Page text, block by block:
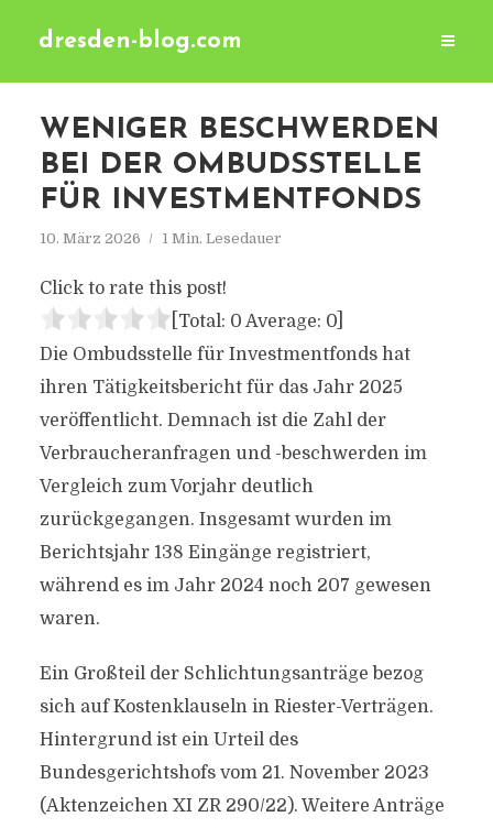
dresden-blog.com
WENIGER BESCHWERDEN
BEI DER OMBUDSSTELLE
FÜR INVESTMENTFONDS
10. März 2026 1 Min. Lesedauer
Click to rate this post!
[Total: 0 Average: 0]
Die Ombudsstelle für Investmentfonds hat
ihren Tätigkeitsbericht für das Jahr 2025
veröffentlicht. Demnach ist die Zahl der
Verbraucheranfragen und -beschwerden im
Vergleich zum Vorjahr deutlich
zurückgegangen. Insgesamt wurden im
Berichtsjahr 138 Eingänge registriert,
während es im Jahr 2024 noch 207 gewesen
waren.
Ein Großteil der Schlichtungsanträge bezog
sich auf Kostenklauseln in Riester-Verträgen.
Hintergrund ist ein Urteil des
Bundesgerichtshofs vom 21. November 2023
(Aktenzeichen XI ZR 290/22). Weitere Anträge